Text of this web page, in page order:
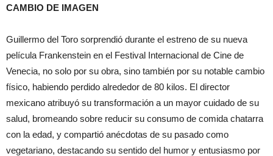
CAMBIO DE IMAGEN
Guillermo del Toro sorprendió durante el estreno de su nueva
película Frankenstein en el Festival Internacional de Cine de
Venecia, no solo por su obra, sino también por su notable cambio
físico, habiendo perdido alrededor de 80 kilos. El director
mexicano atribuyó su transformación a un mayor cuidado de su
salud, bromeando sobre reducir su consumo de comida chatarra
con la edad, y compartió anécdotas de su pasado como
vegetariano, destacando su sentido del humor y entusiasmo por